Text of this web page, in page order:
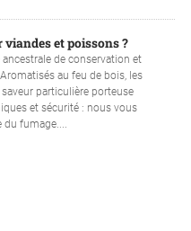
et poissons ?
de conservation et
au feu de bois, les
particulière porteuse
et sécurité : nous vous
du fumage....